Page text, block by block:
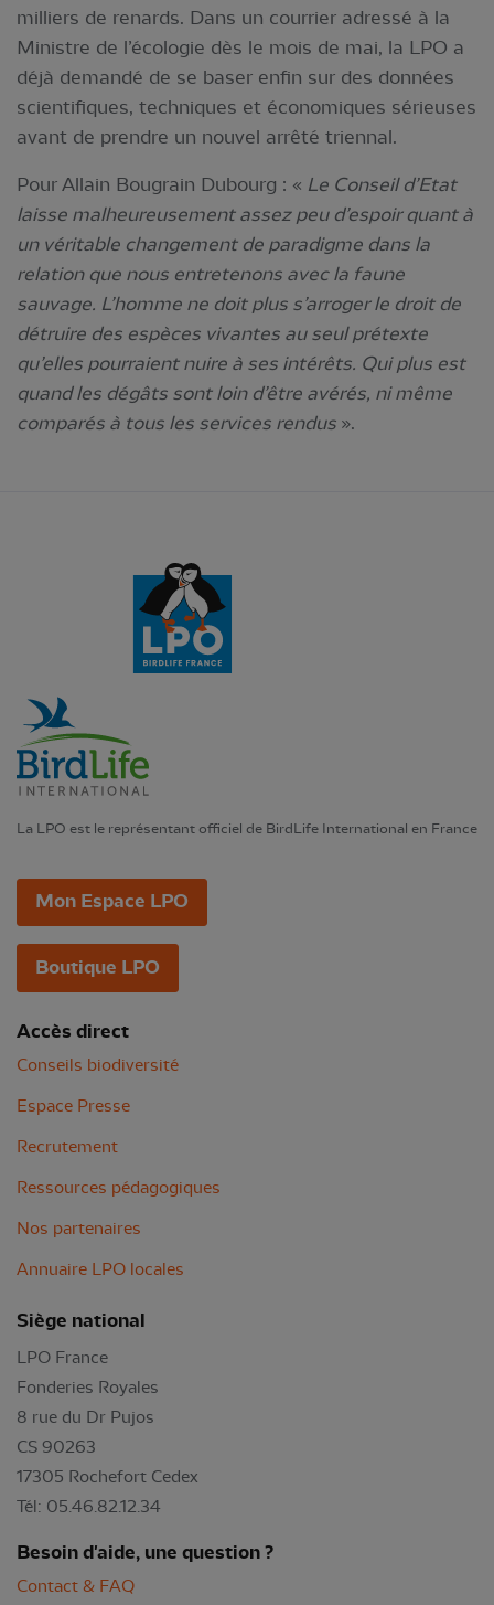
milliers de renards. Dans un courrier adressé à la
Ministre de l’écologie dès le mois de mai, la LPO a
déjà demandé de se baser enfin sur des données
scientifiques, techniques et économiques sérieuses
avant de prendre un nouvel arrêté triennal.
Pour Allain Bougrain Dubourg : « Le Conseil d’Etat
laisse malheureusement assez peu d’espoir quant à
un véritable changement de paradigme dans la
relation que nous entretenons avec la faune
sauvage. L’homme ne doit plus s’arroger le droit de
détruire des espèces vivantes au seul prétexte
qu’elles pourraient nuire à ses intérêts. Qui plus est
quand les dégâts sont loin d’être avérés, ni même
comparés à tous les services rendus ».
La LPO est le représentant officiel de BirdLife International en France
Mon Espace LPO
Boutique LPO
Accès direct
Conseils biodiversité
Espace Presse
Recrutement
Ressources pédagogiques
Nos partenaires
Annuaire LPO locales
Siège national
LPO France
Fonderies Royales
8 rue du Dr Pujos
CS 90263
17305 Rochefort Cedex
Tél: 05.46.82.12.34
Besoin d'aide, une question ?
Contact & FAQ